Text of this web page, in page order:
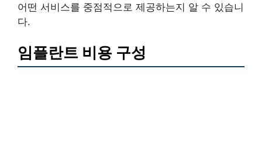
어떤 서비스를 중점적으로 제공하는지 알 수 있습니
다.
임플란트 비용 구성